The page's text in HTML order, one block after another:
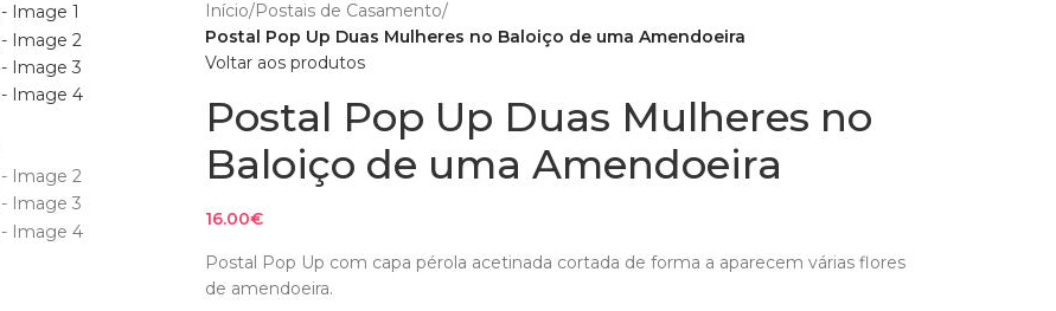
Início/Postais de Casamento/
Postal Pop Up Duas Mulheres no Baloiço de uma Amendoeira
Voltar aos produtos
Postal Pop Up Duas Mulheres no
Baloiço de uma Amendoeira
16.00€
Postal Pop Up com capa pérola acetinada cortada de forma a aparecem várias flores
de amendoeira.